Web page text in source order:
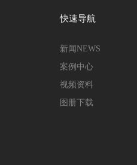
快速导航
新闻NEWS
案例中心
视频资料
图册下载